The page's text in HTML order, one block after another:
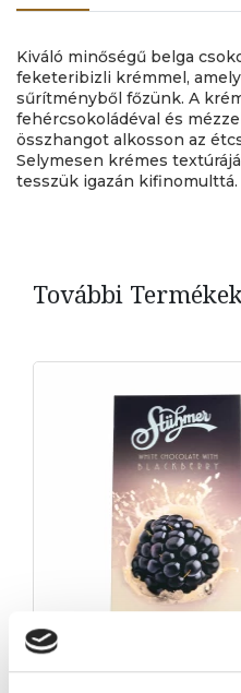
Kiváló minőségű belga
feketeribizli krémmel,
sűrítményből főzünk. A
fehércsokoládéval és
összhangot alkosson az
Selymesen krémes
tesszük igazán kifinomulttá.
További